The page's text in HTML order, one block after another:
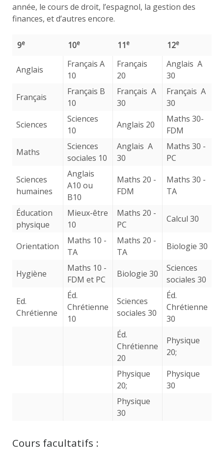
année, le cours de droit, l’espagnol, la gestion des
finances, et d’autres encore.
9e 10e 11e 12e
Anglais
Français A
10
Français
20
Anglais A
30
Français
Français B
10
Français A
30
Français A
30
Sciences
Sciences
10
Anglais 20
Maths 30-
FDM
Maths
Sciences
sociales 10
Anglais A
30
Maths 30 -
PC
Sciences
humaines
Anglais
A10 ou
B10
Maths 20 -
FDM
Maths 30 -
TA
Éducation
physique
Mieux-être
10
Maths 20 -
PC
Calcul 30
Orientation
Maths 10 -
TA
Maths 20 -
TA
Biologie 30
Hygiène
Maths 10 -
FDM et PC
Biologie 30
Sciences
sociales 30
Ed.
Chrétienne
Éd.
Chrétienne
10
Sciences
sociales 30
Éd.
Chrétienne
30
Éd.
Chrétienne
20
Physique
20;
Physique
20;
Physique
30
Physique
30
Cours facultatifs :